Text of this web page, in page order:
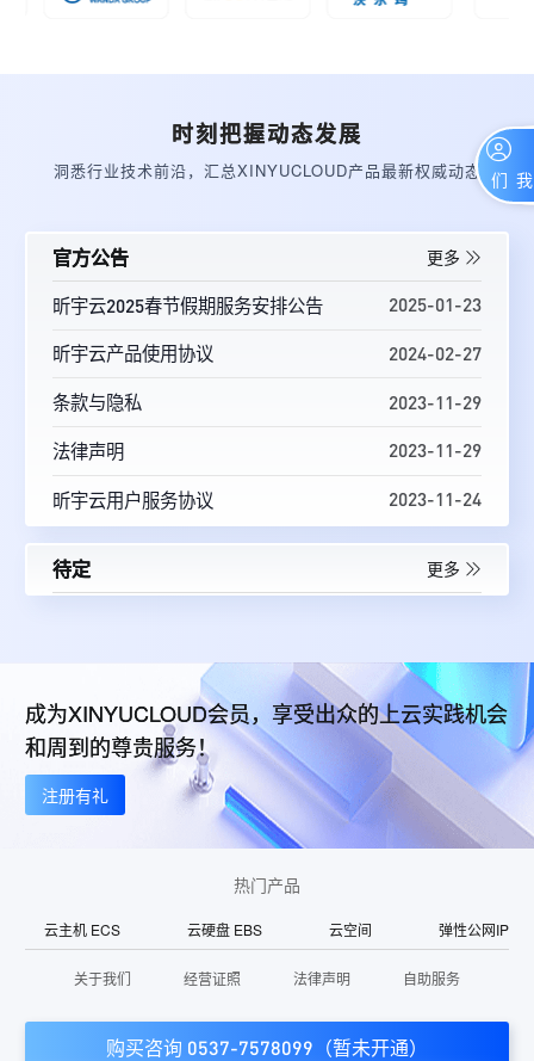
时刻把握动态发展
洞悉行业技术前沿，汇总XINYUCLOUD产品最新权威动态
官方公告 更多
昕宇云2025春节假期服务安排公告 2025-01-23
昕宇云产品使用协议 2024-02-27
条款与隐私 2023-11-29
法律声明 2023-11-29
昕宇云用户服务协议 2023-11-24
待定 更多
成为XINYUCLOUD会员，享受出众的上云实践机会
和周到的尊贵服务！
注册有礼
热门产品
云主机 ECS 云硬盘 EBS 云空间 弹性公网IP
关于我们 经营证照 法律声明 自助服务
购买咨询 0537-7578099（暂未开通）
联系我们